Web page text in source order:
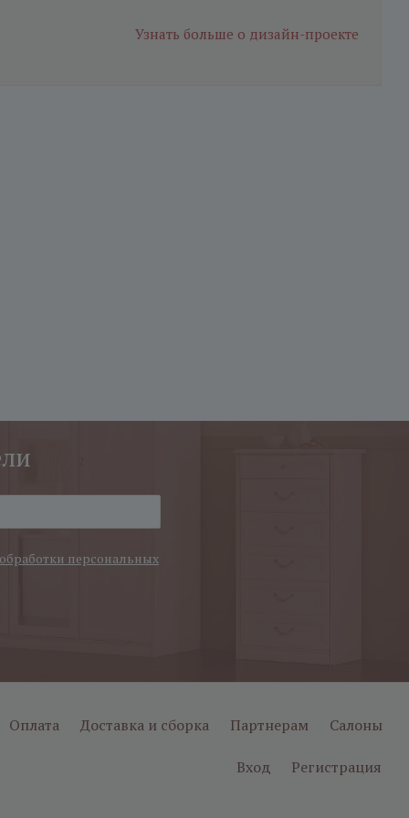
Узнать больше о дизайн-проекте
персональных
Оплата Доставка и сборка Партнерам Салоны
Вход Регистрация